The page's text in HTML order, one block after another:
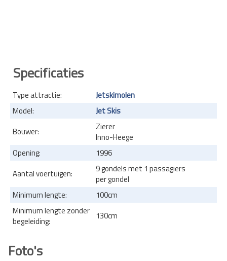
Specificaties
Type attractie:
Jetskimolen
Model:
Jet Skis
Bouwer:
Zierer
Inno-Heege
Opening:
1996
Aantal voertuigen:
9 gondels met 1 passagiers
per gondel
Minimum lengte:
100cm
Minimum lengte zonder
begeleiding:
130cm
Foto's